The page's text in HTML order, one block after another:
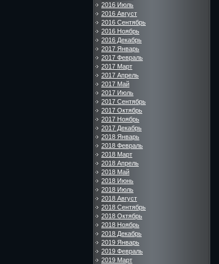
2016 Июль
2016 Август
2016 Сентябрь
2016 Ноябрь
2016 Декабрь
2017 Январь
2017 Февраль
2017 Март
2017 Апрель
2017 Май
2017 Июль
2017 Сентябрь
2017 Октябрь
2017 Ноябрь
2017 Декабрь
2018 Январь
2018 Февраль
2018 Март
2018 Апрель
2018 Май
2018 Июнь
2018 Июль
2018 Август
2018 Сентябрь
2018 Октябрь
2018 Ноябрь
2018 Декабрь
2019 Январь
2019 Февраль
2019 Март